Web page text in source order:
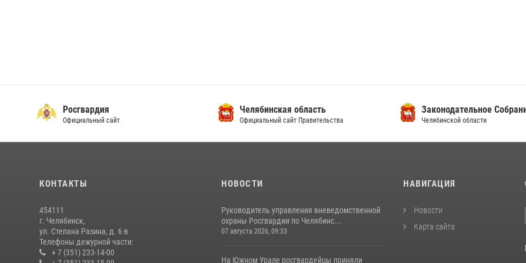
Росгвардия
Официальный сайт
Челябинская область
Официальный сайт Правительства
Законодательное
Челябинской области
КОНТАКТЫ
454111
г. Челябинск,
ул. Степана Разина, д. 6 в
Телефоны дежурной части:
+ 7 (351) 233-14-00
НОВОСТИ
Руководитель управления вневедомственной
охраны Росгвардии по Челябинс...
07 августа 2026, 09:33
На Южном Урале росгвардейцы приняли
НАВИГАЦИЯ
Новости
Карта сайта